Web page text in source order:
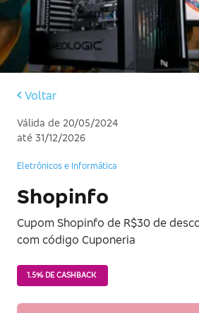
Voltar
Válida de 20/05/2024
até 31/12/2026
Eletrônicos e Informática
Shopinfo
Cupom Shopinfo de R$30 de
com código Cuponeria
1.5% DE CASHBACK